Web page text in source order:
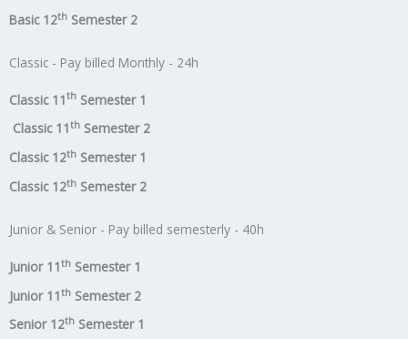
Basic 12th Semester 2
Classic - Pay billed Monthly - 24h
Classic 11th Semester 1
Classic 11th Semester 2
Classic 12th Semester 1
Classic 12th Semester 2
Junior & Senior - Pay billed semesterly - 40h
Junior 11th Semester 1
Junior 11th Semester 2
Senior 12th Semester 1